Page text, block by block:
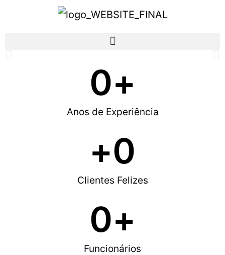
Contabilidade e Fiscalidade
Anos de Experiência
0+
Clientes Felizes
+0
Funcionários
0+